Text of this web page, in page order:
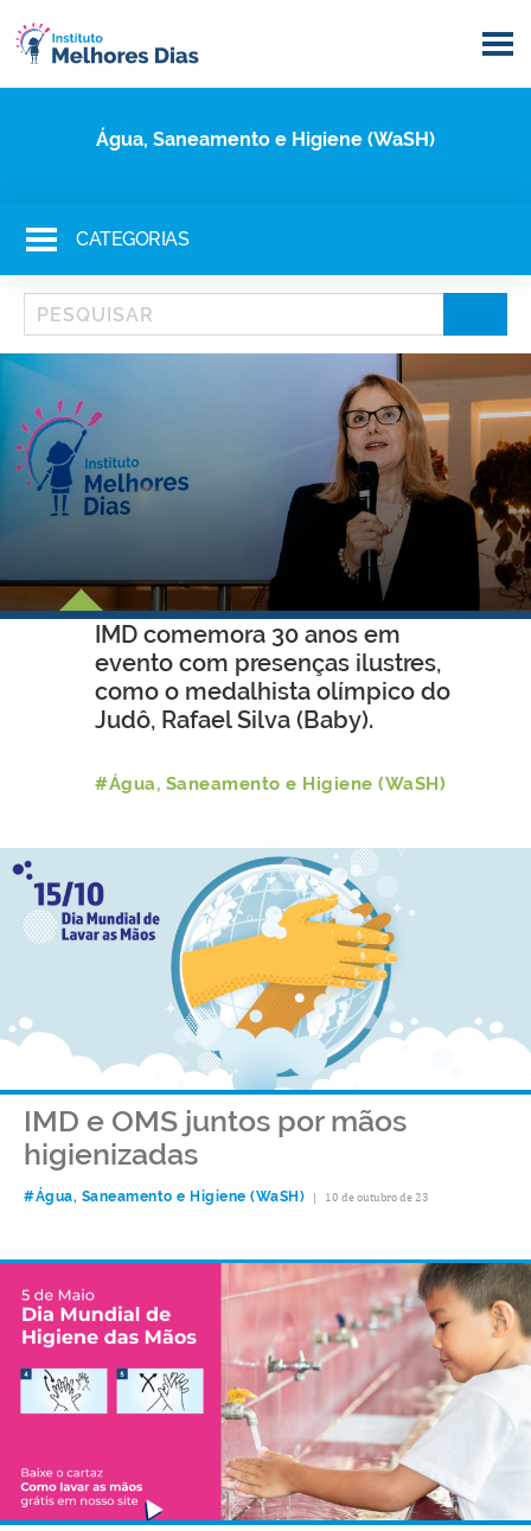
Água, Saneamento e Higiene (WaSH)
CATEGORIAS
IMD comemora 30 anos em
evento com presenças ilustres,
como o medalhista olímpico do
Judô, Rafael Silva (Baby).
#Água, Saneamento e Higiene (WaSH)
IMD e OMS juntos por mãos
higienizadas
#Água, Saneamento e Higiene (WaSH) | 10 de outubro de 23